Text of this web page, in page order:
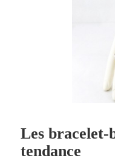
Les bracelet-
tendance